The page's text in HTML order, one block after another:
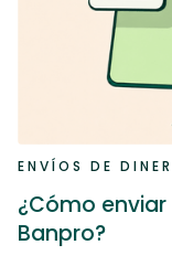
ENVÍOS DE
¿Cómo
Banpro?